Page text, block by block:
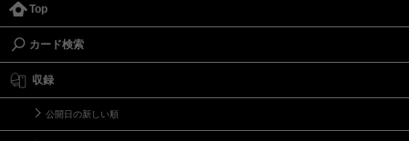
Top
カード検索
収録
公開日の新しい順